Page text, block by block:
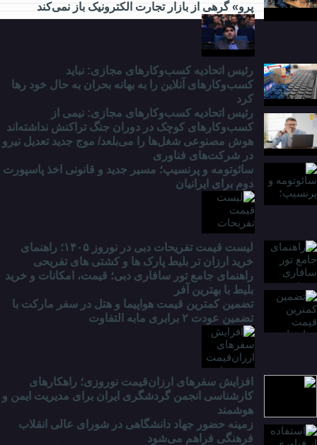
پرو» گرهی از بازار تجارت الکترونیک باز نمی‌کند
رئیس اتحادیه کسب‌وکارهای مجازی: نباید
کسب‌وکارهای آنلاین را به بهانه بحران به حال خود رها
کرد
رئیس اتحادیه کسب‌وکارهای مجازی: نیمی از
کسب‌وکارهای کوچک در دوران جنگ‌ تراکنش نداشته‌اند
هوش مصنوعی شغل‌ها را می‌بلعد/ موج جدید تعدیل نیرو
در شرکت‌های فناوری
سائوتومه و پرنسیپ؛ مسیر جدید و قانونی اخذ پاسپورت
دوم برای ایرانیان
لیست قیمت تفریحات دبی در نوروز ۱۴۰۵؛ راهنمای
خرید ارزان تر بلیط پارک ها و کشتی های تفریحی
راهنمای جامع تور سافاری دبی؛ قیمت، امکانات و خرید
بلیط با بهترین آفر
تضمین کمترین قیمت هواپیما و هتل در سفر مارکت با
تضمین عودت ۲ برابری مابه التفاوت
افزایش سفرهای ارزان‌قیمت نوروزی؛ راهکارهای
کارشناسی انجمن گردشگری ایران برای مدیریت ایمن و
هوشمند
دانشگاه
چه
خبر؟
زمینه حضور جهاد دانشگاهی در شورای عالی انقلاب
فرهنگی فراهم می‌شود